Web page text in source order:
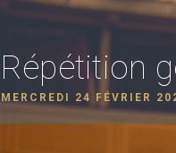
Répétition
MERCREDI 24 FÉVRIER